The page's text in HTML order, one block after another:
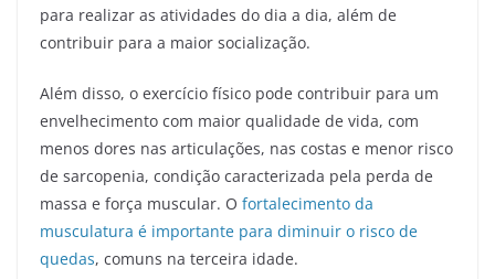
para realizar as atividades do dia a dia, além de
contribuir para a maior socialização.
Além disso, o exercício físico pode contribuir para um
envelhecimento com maior qualidade de vida, com
menos dores nas articulações, nas costas e menor risco
de sarcopenia, condição caracterizada pela perda de
massa e força muscular. O fortalecimento da
musculatura é importante para diminuir o risco de
quedas, comuns na terceira idade.